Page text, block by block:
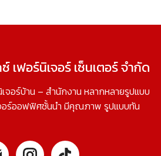
เฟอร์นิเจอร์ เซ็นเตอร์ จำกัด
จอร์บ้าน – สำนักงาน หลากหลายรูปแบบ
อร์ออฟฟิศชั้นนำ มีคุณภาพ รูปแบบทัน